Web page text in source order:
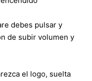
debes pulsar y
de subir volumen y
el logo, suelta